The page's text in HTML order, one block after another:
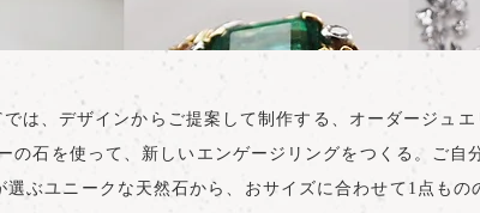
は、デザインからご提案して制作する、オーダージュエ
の石を使って、新しいエンゲージリングをつくる。ご自
ぶユニークな天然石から、おサイズに合わせて1点もの